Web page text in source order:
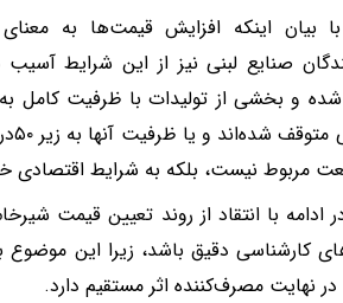
بیان اینکه افزایش قیمت‌ها به
صنایع لبنی نیز از این شرایط
و بخشی از تولیدات با ظرفیت کامل
مربوط نیست، بلکه به شرایط اقتصادی
ادامه با انتقاد از روند تعیین قیمت
کارشناسی دقیق باشد، زیرا این موضوع
در نهایت مصرف‌کننده اثر مستقیم دارد.